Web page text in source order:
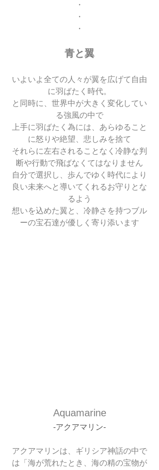
・
・
・
青と翼
いよいよ全ての人々が翼を広げて自由
に羽ばたく時代。
と同時に、世界中が大きく変化してい
る強風の中で
上手に羽ばたく為には、あらゆること
に怒りや絶望、悲しみを捨て
それらに左右されることなく冷静な判
断や行動で飛ばなくてはなりません
自分で選択し、歩んでゆく時代により
良い未来へと導いてくれるお守りとな
るよう
想いを込めた翼と、冷静さを持つブル
ーの宝石達が優しく寄り添います
Aquamarine
-アクアマリン-
アクアマリンは、ギリシア神話の中で
は「海が荒れたとき、海の精の宝物が